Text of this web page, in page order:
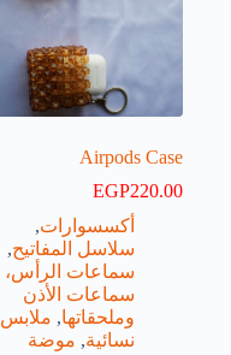
Airpods Case
EGP220.00
أكسسوارات,
سلاسل المفاتيح,
سماعات الرأس،
سماعات الأذن
وملحقاتها, ملابس
نسائية, موضة